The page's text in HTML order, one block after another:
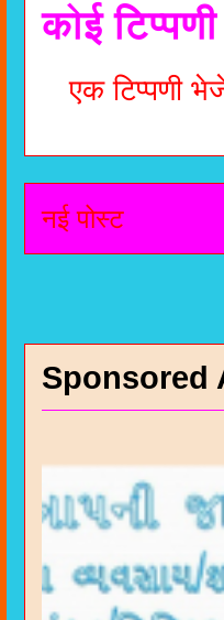
कोई
एक टिप्पणी
नई पोस्ट
Sponsored